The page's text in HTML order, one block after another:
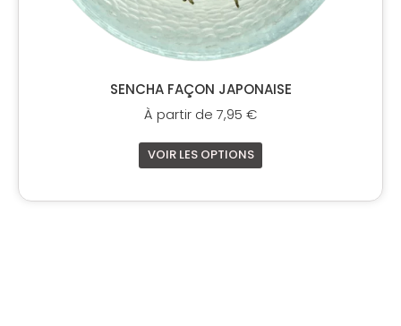
SENCHA FAÇON JAPONAISE
À partir de 7,95 €
VOIR LES OPTIONS
produit